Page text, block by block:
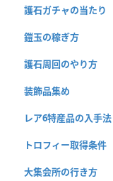
護石ガチャの当たり
鎧玉の稼ぎ方
護石周回のやり方
装飾品集め
レア6特産品の入手法
トロフィー取得条件
大集会所の行き方